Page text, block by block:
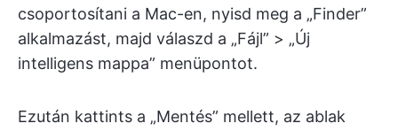
csoportosítani a Mac-en, nyisd meg a „Finder”
alkalmazást, majd válaszd a „Fájl” > „Új
intelligens mappa” menüpontot.
Ezután kattints a „Mentés” mellett, az ablak